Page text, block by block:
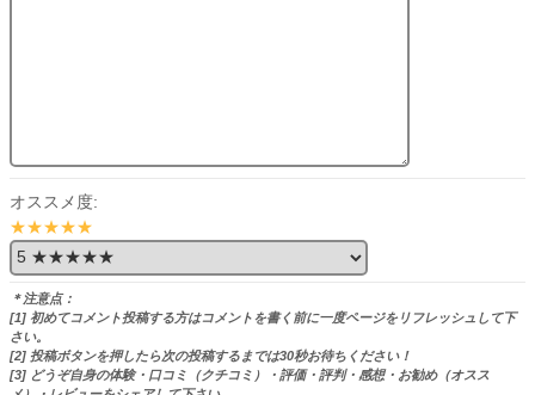
オススメ度:
★★★★★
＊注意点：
[1] 初めてコメント投稿する方はコメントを書く前に一度ページをリフレッシュして下
さい。
[2] 投稿ボタンを押したら次の投稿するまでは30秒お待ちください！
[3] どうぞ自身の体験・口コミ（クチコミ）・評価・評判・感想・お勧め（オスス